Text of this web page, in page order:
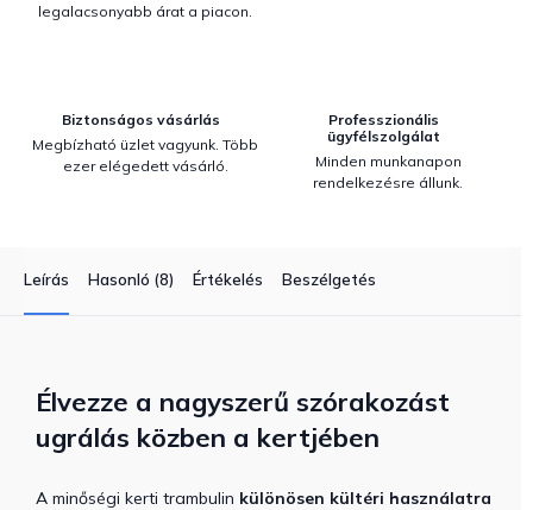
legalacsonyabb árat a piacon.
Biztonságos vásárlás
Megbízható üzlet vagyunk. Több
ezer elégedett vásárló.
Professzionális
ügyfélszolgálat
Minden munkanapon
rendelkezésre állunk.
Leírás Hasonló (8) Értékelés Beszélgetés
Élvezze a nagyszerű szórakozást
ugrálás közben a kertjében
A minőségi kerti trambulin különösen kültéri használatra